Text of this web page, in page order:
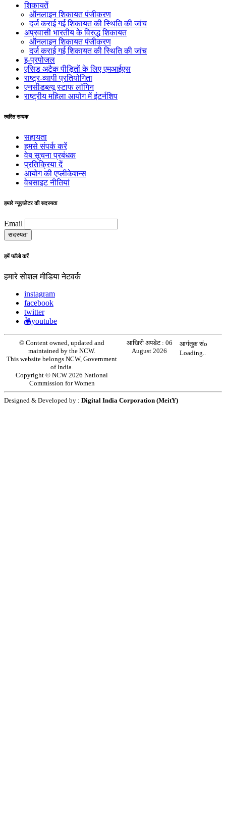
शिकायतें
ऑनलाइन शिकायत पंजीकरण
दर्ज कराई गई शिकायत की स्थिति की जांच
अप्रवासी भारतीय के विरुद्ध शिकायत
ऑनलाइन शिकायत पंजीकरण
दर्ज कराई गई शिकायत की स्थिति की जांच
इ-प्रपोजल
एसिड अटैक पीड़ितों के लिए एमआईएस
राष्ट्र-व्यापी प्रतियोगिता
एनसीडब्ल्यू स्टाफ लॉगिन
राष्ट्रीय महिला आयोग में इंटर्नशिप
त्वरित सम्पक
सहायता
हमसे संपर्क करें
वेब सूचना प्रबंधक
प्रतिक्रिया दें
आयोग की एप्लीकेशन्स
वेबसाइट नीतियां
हमारे न्यूज़लेटर की सदस्यता
Email
हमें फॉलो करें
हमारे सोशल मीडिया नेटवर्क
instagram
facebook
twitter
youtube
© Content owned, updated and
maintained by the NCW.
This website belongs NCW, Government
of India.
Copyright © NCW 2026 National
Commission for Women
आखिरी अपडेट : 06
August 2026
आगंतुक संo
Loading..
Designed & Developed by : Digital India Corporation (MeitY)